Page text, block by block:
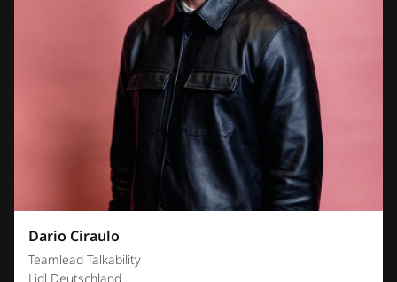
Dario Ciraulo
Teamlead Talkability
Lidl Deutschland